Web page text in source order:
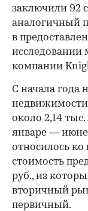
заключили 92
аналогичный
в
исследовании
компании
С начала года
недвижимости
около 2,14
январе — июне
относилось
стоимость
руб., из
вторичный
первичный.